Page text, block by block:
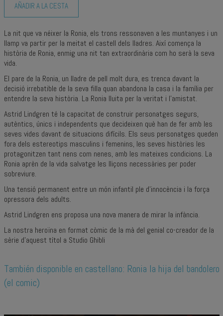
AÑADIR A LA CESTA
La nit que va néixer la Ronia, els trons ressonaven a les muntanyes i un
llamp va partir per la meitat el castell dels lladres. Així comença la
història de Ronia, enmig una nit tan extraordinària com ho serà la seva
vida.
El pare de la Ronia, un lladre de pell molt dura, es trenca davant la
decisió irrebatible de la seva filla quan abandona la casa i la família per
entendre la seva història. La Ronia lluita per la veritat i l’amistat.
Astrid Lindgren té la capacitat de construir personatges segurs,
autèntics, únics i independents que decideixen què han de fer amb les
seves vides davant de situacions difícils. Els seus personatges queden
fora dels estereotips masculins i femenins, les seves històries les
protagonitzen tant nens com nenes, amb les mateixes condicions. La
Ronia aprèn de la vida salvatge les lliçons necessàries per poder
sobreviure.
Una tensió permanent entre un món infantil ple d’innocència i la força
opressora dels adults.
Astrid Lindgren ens proposa una nova manera de mirar la infància.
La nostra heroïna en format còmic de la mà del genial co-creador de la
sèrie d'aquest títol a Studio Ghibli
También disponible en castellano: Ronia la hija del bandolero
(el comic)